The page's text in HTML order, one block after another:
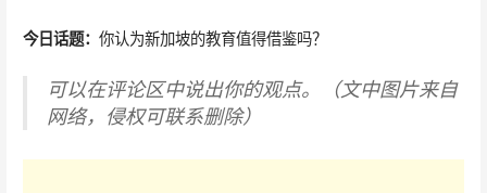
今日话题： 你认为新加坡的教育值得借鉴吗？
可以在评论区中说出你的观点。（文中图片来自
网络，侵权可联系删除）